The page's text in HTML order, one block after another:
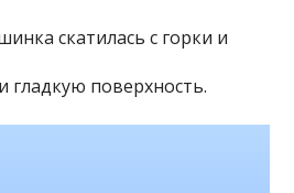
скатилась с горки и
поверхность.